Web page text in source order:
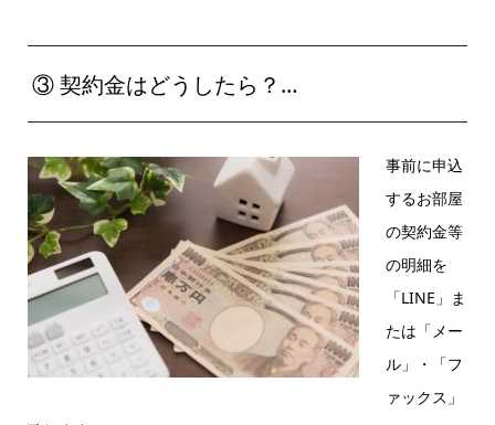
③ 契約金はどうしたら？…
事前に申込
するお部屋
の契約金等
の明細を
「LINE」ま
たは「メー
ル」・「フ
ァックス」